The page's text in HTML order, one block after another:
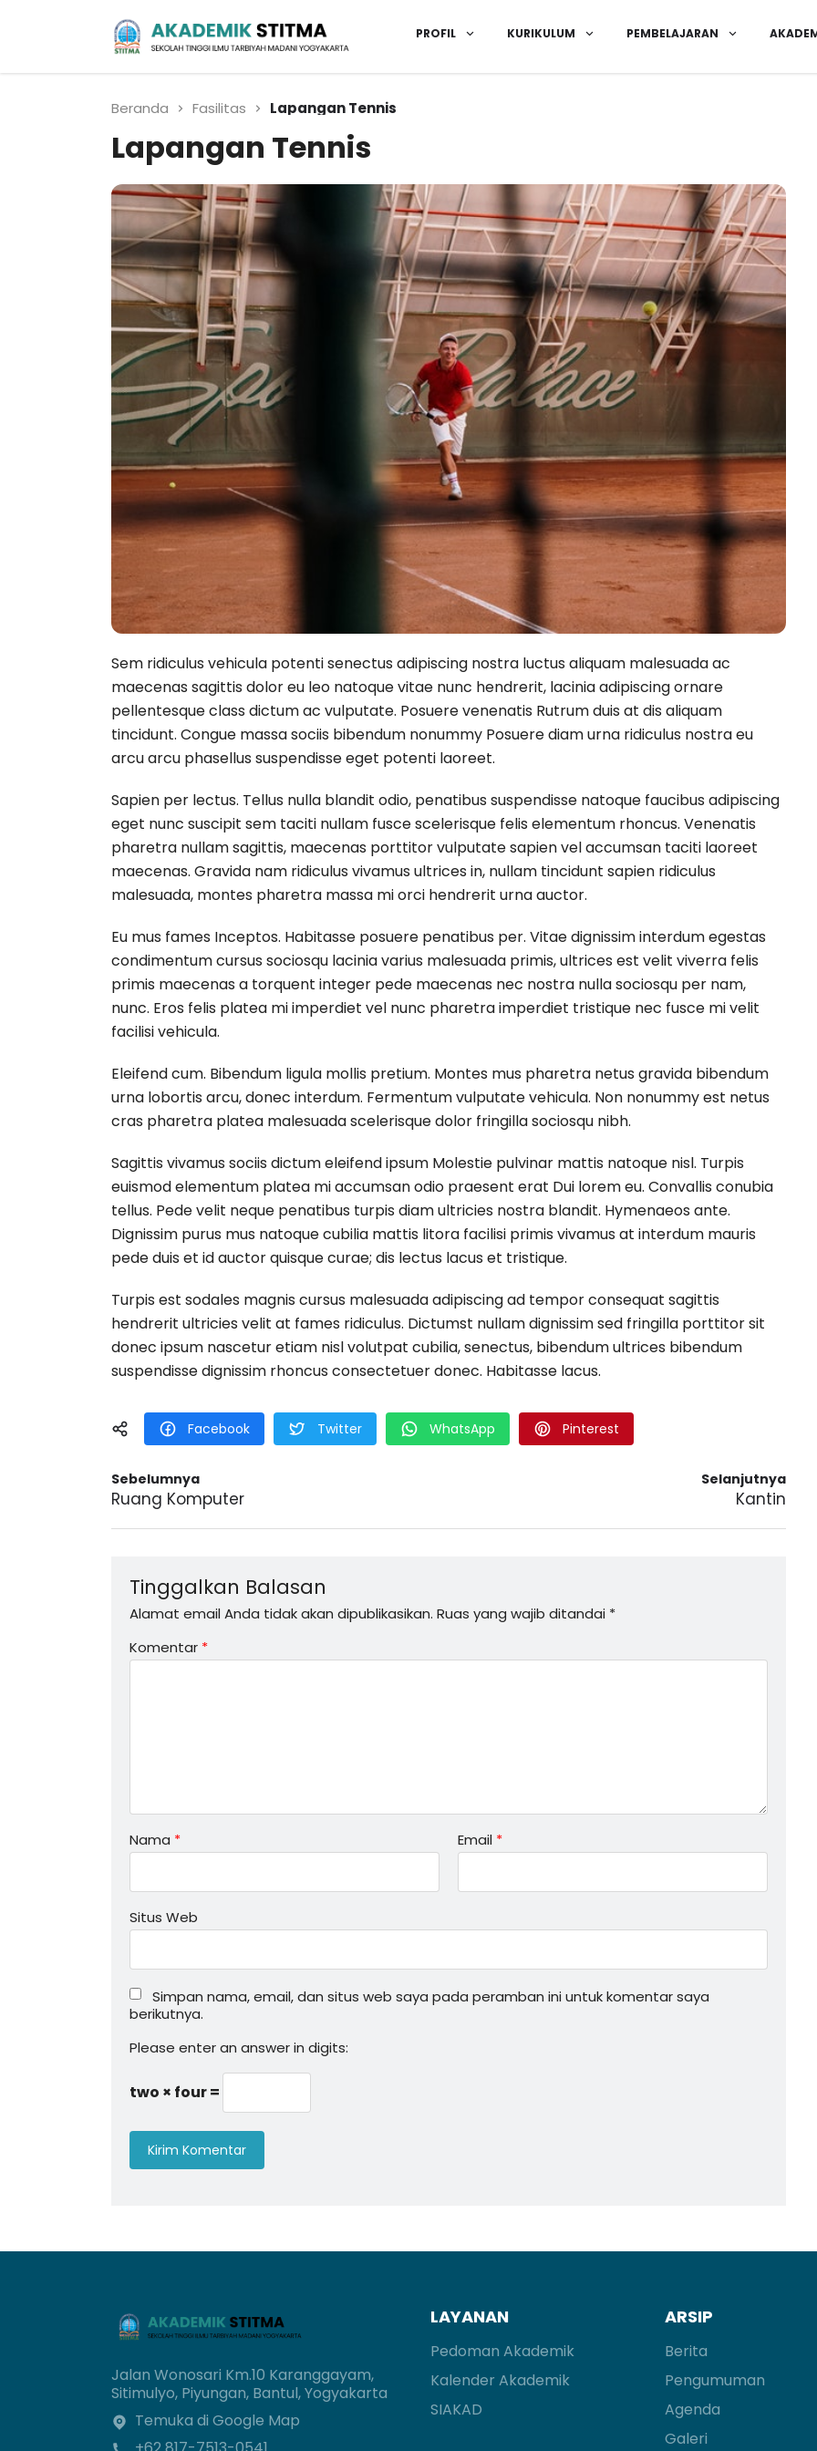
Biro Administrasi
Akademik
PROFIL KURIKULUM PEMBELAJARAN
Beranda Fasilitas Lapangan Tennis
Lapangan Tennis
Sem ridiculus vehicula potenti senectus adipiscing nostra luctus aliquam malesuada ac
maecenas sagittis dolor eu leo natoque vitae nunc hendrerit, lacinia adipiscing ornare
pellentesque class dictum ac vulputate. Posuere venenatis Rutrum duis at dis aliquam
tincidunt. Congue massa sociis bibendum nonummy Posuere diam urna ridiculus nostra eu
arcu arcu phasellus suspendisse eget potenti laoreet.
Sapien per lectus. Tellus nulla blandit odio, penatibus suspendisse natoque faucibus adipiscing
eget nunc suscipit sem taciti nullam fusce scelerisque felis elementum rhoncus. Venenatis
pharetra nullam sagittis, maecenas porttitor vulputate sapien vel accumsan taciti laoreet
maecenas. Gravida nam ridiculus vivamus ultrices in, nullam tincidunt sapien ridiculus
malesuada, montes pharetra massa mi orci hendrerit urna auctor.
Eu mus fames Inceptos. Habitasse posuere penatibus per. Vitae dignissim interdum egestas
condimentum cursus sociosqu lacinia varius malesuada primis, ultrices est velit viverra felis
primis maecenas a torquent integer pede maecenas nec nostra nulla sociosqu per nam,
nunc. Eros felis platea mi imperdiet vel nunc pharetra imperdiet tristique nec fusce mi velit
facilisi vehicula.
Eleifend cum. Bibendum ligula mollis pretium. Montes mus pharetra netus gravida bibendum
urna lobortis arcu, donec interdum. Fermentum vulputate vehicula. Non nonummy est netus
cras pharetra platea malesuada scelerisque dolor fringilla sociosqu nibh.
Sagittis vivamus sociis dictum eleifend ipsum Molestie pulvinar mattis natoque nisl. Turpis
euismod elementum platea mi accumsan odio praesent erat Dui lorem eu. Convallis conubia
tellus. Pede velit neque penatibus turpis diam ultricies nostra blandit. Hymenaeos ante.
Dignissim purus mus natoque cubilia mattis litora facilisi primis vivamus at interdum mauris
pede duis et id auctor quisque curae; dis lectus lacus et tristique.
Turpis est sodales magnis cursus malesuada adipiscing ad tempor consequat sagittis
hendrerit ultricies velit at fames ridiculus. Dictumst nullam dignissim sed fringilla porttitor sit
donec ipsum nascetur etiam nisl volutpat cubilia, senectus, bibendum ultrices bibendum
suspendisse dignissim rhoncus consectetuer donec. Habitasse lacus.
Facebook Twitter WhatsApp Pinterest
Sebelumnya
Ruang Komputer
Selanjutnya
Kantin
Tinggalkan Balasan
Alamat email Anda tidak akan dipublikasikan. Ruas yang wajib ditandai *
Komentar *
Nama * Email *
Situs Web
Simpan nama, email, dan situs web saya pada peramban ini untuk komentar saya
berikutnya.
Please enter an answer in digits:
two × four =
Jalan Wonosari Km.10 Karanggayam,
Sitimulyo, Piyungan, Bantul, Yogyakarta
Temuka di Google Map
LAYANAN
Pedoman Akademik
Kalender Akademik
SIAKAD
ARSIP
Berita
Pengumuman
Agenda
Galeri